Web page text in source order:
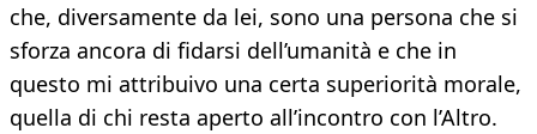
che, diversamente da lei, sono una persona che si
sforza ancora di fidarsi dell’umanità e che in
questo mi attribuivo una certa superiorità morale,
quella di chi resta aperto all’incontro con l’Altro.